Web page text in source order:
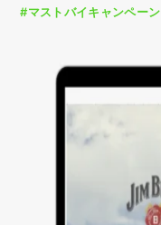
#マストバイキャンペーン